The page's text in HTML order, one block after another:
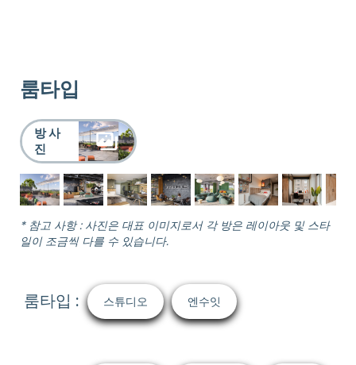
룸타입
방 사
진
* 참고 사항 : 사진은 대표 이미지로서 각 방은 레이아웃 및 스타
일이 조금씩 다를 수 있습니다.
룸타입 : 스튜디오 엔수잇